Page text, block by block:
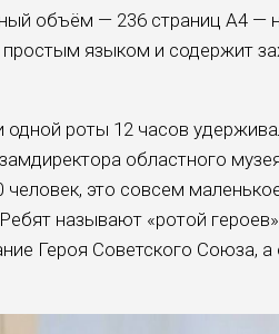
объём — 236 страниц А4 —
простым языком и содержит
одной роты 12 часов
областного
это совсем
называют «ротой
Героя Советского Союза, а